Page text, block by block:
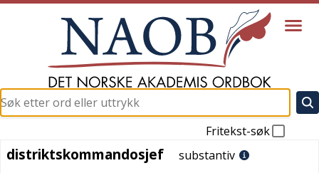
Fritekst-søk
distriktskommandosjef
distriktskommandosjef substantiv